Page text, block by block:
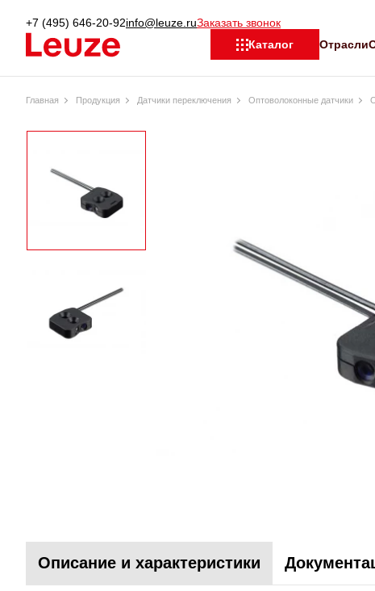
+7 (495) 646-20-92info@leuze.ruЗаказать звонок
Каталог
Отрасли
Главная Продукция Датчики переключения Оптоволоконные датчики
Описание и характеристики